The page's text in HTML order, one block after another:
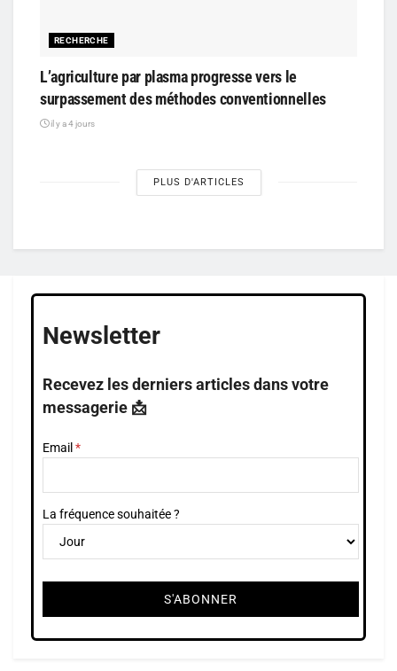
RECHERCHE
L’agriculture par plasma progresse vers le
surpassement des méthodes conventionnelles
il y a 4 jours
PLUS D'ARTICLES
Newsletter
Recevez les derniers articles dans votre
messagerie 📩
Email
La fréquence souhaitée ?